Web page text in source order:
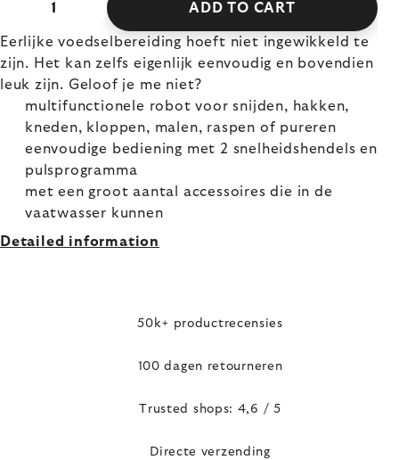
ADD TO CART
Eerlijke voedselbereiding hoeft niet ingewikkeld te
zijn. Het kan zelfs eigenlijk eenvoudig en bovendien
leuk zijn. Geloof je me niet?
multifunctionele robot voor snijden, hakken,
kneden, kloppen, malen, raspen of pureren
eenvoudige bediening met 2 snelheidshendels en
pulsprogramma
met een groot aantal accessoires die in de
vaatwasser kunnen
Detailed information
50k+ productrecensies
100 dagen retourneren
Trusted shops: 4,6 / 5
Directe verzending